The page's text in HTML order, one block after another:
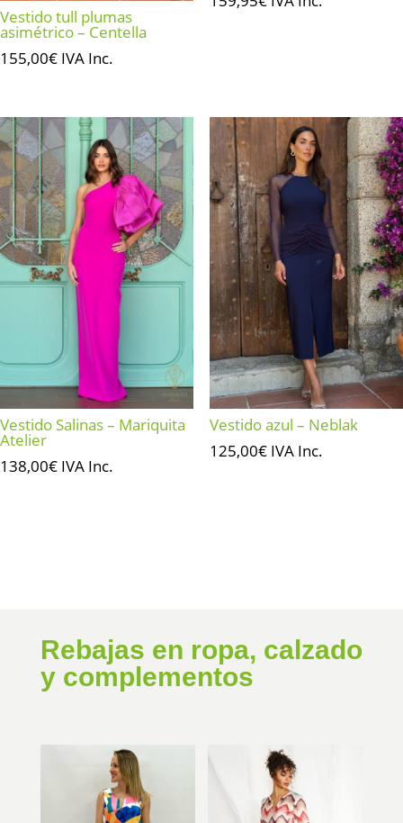
Vestido tull plumas
asimétrico – Centella
155,00€ IVA Inc.
Vestido Salinas – Mariquita
Atelier
138,00€ IVA Inc.
Vestido azul – Neblak
125,00€ IVA Inc.
Rebajas en ropa, calzado
y complementos